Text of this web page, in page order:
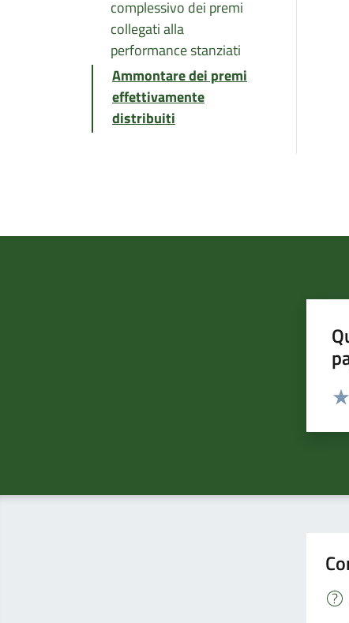
complessivo dei premi
collegati alla
performance stanziati
Ammontare dei premi
effettivamente
distribuiti